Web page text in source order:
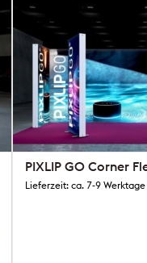
PIXLIP GO Corner
Lieferzeit: ca. 7-9 Werktage